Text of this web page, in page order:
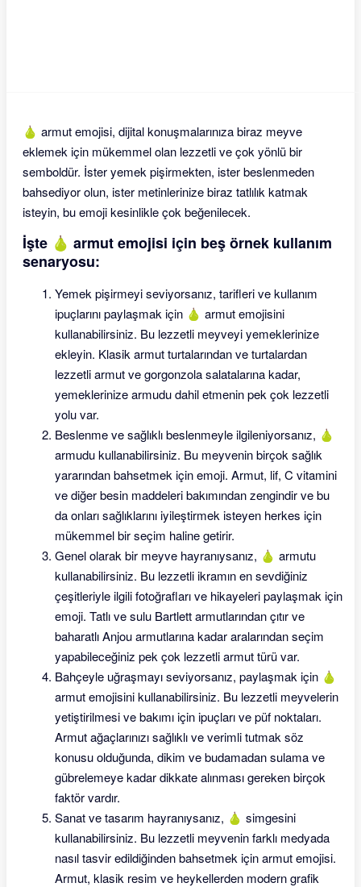
🍐 armut emojisi, dijital konuşmalarınıza biraz meyve
eklemek için mükemmel olan lezzetli ve çok yönlü bir
semboldür. İster yemek pişirmekten, ister beslenmeden
bahsediyor olun, ister metinlerinize biraz tatlılık katmak
isteyin, bu emoji kesinlikle çok beğenilecek.
İşte 🍐 armut emojisi için beş örnek kullanım
senaryosu:
Yemek pişirmeyi seviyorsanız, tarifleri ve kullanım
ipuçlarını paylaşmak için 🍐 armut emojisini
kullanabilirsiniz. Bu lezzetli meyveyi yemeklerinize
ekleyin. Klasik armut turtalarından ve turtalardan
lezzetli armut ve gorgonzola salatalarına kadar,
yemeklerinize armudu dahil etmenin pek çok lezzetli
yolu var.
Beslenme ve sağlıklı beslenmeyle ilgileniyorsanız, 🍐
armudu kullanabilirsiniz. Bu meyvenin birçok sağlık
yararından bahsetmek için emoji. Armut, lif, C vitamini
ve diğer besin maddeleri bakımından zengindir ve bu
da onları sağlıklarını iyileştirmek isteyen herkes için
mükemmel bir seçim haline getirir.
Genel olarak bir meyve hayranıysanız, 🍐 armutu
kullanabilirsiniz. Bu lezzetli ikramın en sevdiğiniz
çeşitleriyle ilgili fotoğrafları ve hikayeleri paylaşmak için
emoji. Tatlı ve sulu Bartlett armutlarından çıtır ve
baharatlı Anjou armutlarına kadar aralarından seçim
yapabileceğiniz pek çok lezzetli armut türü var.
Bahçeyle uğraşmayı seviyorsanız, paylaşmak için 🍐
armut emojisini kullanabilirsiniz. Bu lezzetli meyvelerin
yetiştirilmesi ve bakımı için ipuçları ve püf noktaları.
Armut ağaçlarınızı sağlıklı ve verimli tutmak söz
konusu olduğunda, dikim ve budamadan sulama ve
gübrelemeye kadar dikkate alınması gereken birçok
faktör vardır.
Sanat ve tasarım hayranıysanız, 🍐 simgesini
kullanabilirsiniz. Bu lezzetli meyvenin farklı medyada
nasıl tasvir edildiğinden bahsetmek için armut emojisi.
Armut, klasik resim ve heykellerden modern grafik